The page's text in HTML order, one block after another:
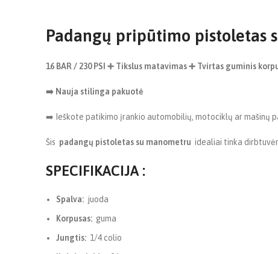
Padangų pripūtimo pistoletas
16 BAR / 230 PSI ➕ Tikslus matavimas ➕ Tvirtas guminis
➡️ Nauja stilinga pakuotė
➡️ Ieškote patikimo įrankio automobilių, motociklų ar mašinų
Šis padangų pistoletas su manometru idealiai tinka
SPECIFIKACIJA :
Spalva: juoda
Korpusas: guma
Jungtis: 1/4 colio